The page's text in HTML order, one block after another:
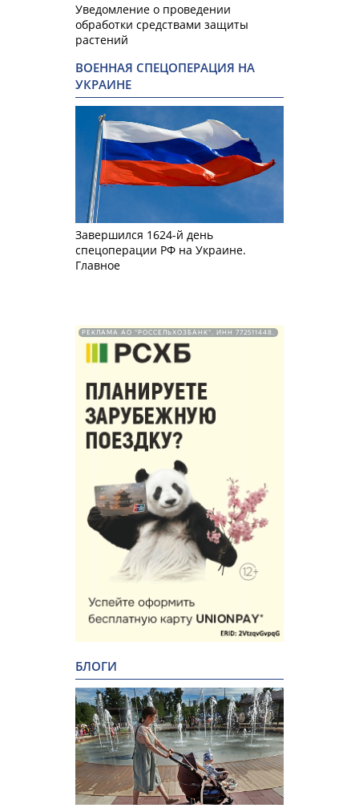
Уведомление о проведении
обработки средствами защиты
растений
ВОЕННАЯ СПЕЦОПЕРАЦИЯ НА
УКРАИНЕ
Завершился 1624-й день
спецоперации РФ на Украине.
Главное
РЕКЛАМА АО "РОССЕЛЬХОЗБАНК". ИНН 772511448.
БЛОГИ